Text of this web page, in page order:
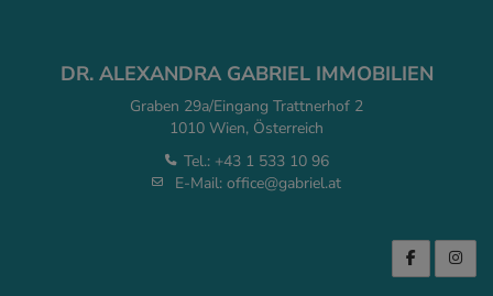
DR. ALEXANDRA GABRIEL IMMOBILIEN
Graben 29a/Eingang Trattnerhof 2
1010 Wien, Österreich
Tel.: +43 1 533 10 96
E-Mail: office@gabriel.at